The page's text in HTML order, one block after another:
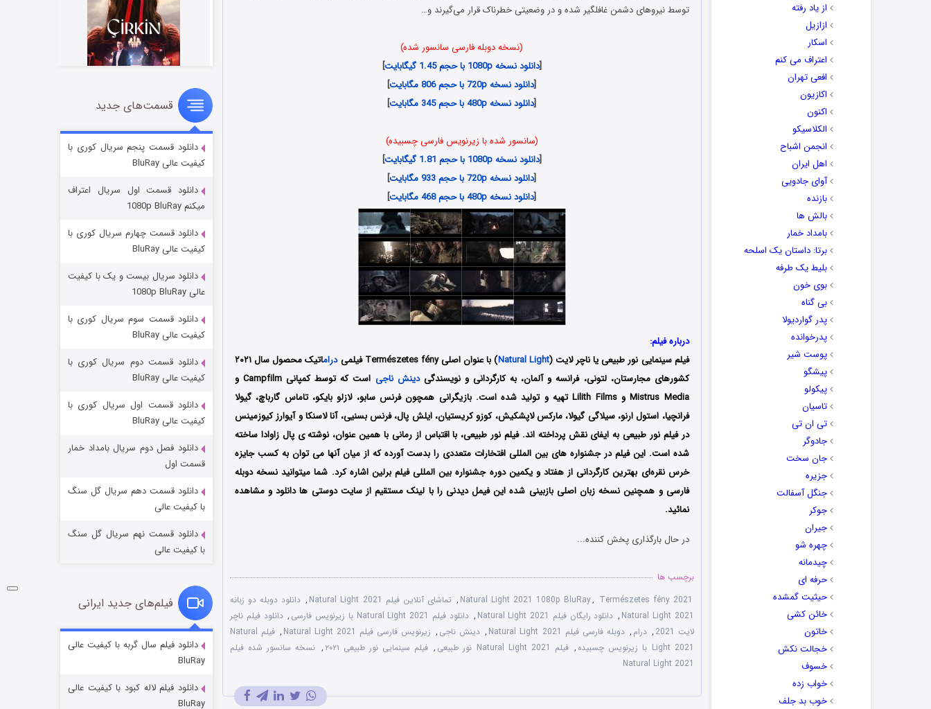
از یاد رفته
ازازیل
اسکار
اعتراف می کنم
افعی تهران
اکازیون
اکنون
الکلاسیکو
انجمن اشباح
اهل ایران
آوای جادویی
بازنده
بالش ها
بامداد خمار
برتا: داستان یک اسلحه
بلیط یک‌‌ طرفه
بوی خون
بی گناه
پدر گواردیولا
پدرخوانده
پوست شیر
پیشگو
پیکولو
تاسیان
تی ان تی
جادوگر
جان سخت
جزیره
جنگل آسفالت
جوکر
جیران
چهره شو
چیدمانه
حرفه ای
حیثیت گمشده
خائن کشی
خاتون
خجالت نکش
خسوف
خواب زده
خوب بد جلف
توسط نیروهای دشمن غافلگیر شده و در وضعیتی خطرناک قرار می‌گیرند و…
(نسخه دوبله فارسی سانسور شده)
[دانلود نسخه 1080p با حجم 1.45 گیگابایت
]
[دانلود نسخه 720p با حجم 806 مگابایت
]
[دانلود نسخه 480p با حجم 345 مگابایت ]
(سانسور شده با زیرنویس فارسی چسبیده)
[دانلود نسخه 1080p با حجم 1.81 گیگابایت
]
[دانلود نسخه 720p با حجم 933 مگابایت
]
[دانلود نسخه 480p با حجم 468 مگابایت ]
درباره فیلم:
فیلم سینمایی نور طبیعی یا ناچر لایت (Natural Light) با عنوان اصلی Természetes fény فیلمی درام
اتیک محصول سال ۲۰۲۱
کشورهای مجارستان، لتونی، فرانسه و آلمان، به کارگردانی و نویسندگیدینش ناجی
است که توسط کمپانی Campfilm و
Mistrus Media و Lilith Films تهیه و تولید شده است. بازیگرانی همچون فرنس سابو، لازلو بایکو، تاماس گارباچ، گیولا
فرانچیا، استول ارنو، سیلاگی گیولا، مارکس لاپشکیش، کوزو کریستیان، ایلش پال، فرنس بسنیی، آنا لاسنکا و آیوارز کیوزمینس
در فیلم نور طبیعی به ایفای نقش پرداخته ‌اند. فیلم نور طبیعی، با اقتباس از رمانی با همین عنوان، نوشته ی پال زاوادا ساخته
شده است. این فیلم در جشنواره های بین المللی افتخارات متعددی را بدست آورده که از میان آنها می توان به کسب جایزه
خرس نقره‌ای بهترین کارگردانی از هفتاد و یکمین دوره جشنواره بین المللی فیلم برلین اشاره کرد. شما میتوانید نسخه دوبله
فارسی و همچنین نسخه زبان اصلی بازبینی شده این فیمل دیدنی را با لینک مستقیم از سایت دوستی ها دانلود و مشاهده
نمائید.
در حال بارگذاری پخش کننده...
برچسب ها
Natural Light 2021 1080p BluRay, Természetes fény 2021
, تماشای آنلاین فیلم Natural Light 2021 , دانلود دوبله دو زبانه
Natural Light 2021
, دانلود رایگان فیلم Natural Light 2021 , دانلود فیلم Natural Light 2021 با زیرنویس فارسی , دانلود فیلم ناچر
لایت 2021
, درام , دوبله فارسی فیلم Natural Light 2021 , دینش ناجی , زیرنویس فارسی فیلم Natural Light 2021 ,
فیلم Natural
Light 2021 با زیرنویس چسبیده
, فیلم Natural Light 2021 نور طبیعی , فیلم سینمایی نور طبیعی ۲۰۲۱ , نسخه سانسور شده فیلم
Natural Light 2021
سریال زشت
قسمت۲ (زیرنویس) منتشر شد
مردگان متحرک: شهر مرده ۳
شکست استوارت در نجات جهان
قسمت ۷ (زیرنویس) منتشر شد
شوگر فصل ۲
قسمت
قسمت‌های جدید
دانلود قسمت پنجم سریال کوری با
کیفیت عالی BluRay
دانلود قسمت اول سریال اعتراف
میکنم 1080p BluRay
دانلود قسمت چهارم سریال کوری با
کیفیت عالی BluRay
دانلود سریال بیست و یک با کیفیت
عالی 1080p BluRay
دانلود قسمت سوم سریال کوری با
کیفیت عالی BluRay
دانلود قسمت دوم سریال کوری با
کیفیت عالی BluRay
دانلود قسمت اول سریال کوری با
کیفیت عالی BluRay
دانلود فصل دوم سریال بامداد خمار
قسمت اول
دانلود قسمت دهم سریال گل سنگ
با کیفیت عالی
دانلود قسمت نهم سریال گل سنگ
با کیفیت عالی
فیلم‌های جدید ایرانی
دانلود فیلم سال گربه با کیفیت عالی
BluRay
دانلود فیلم لاله کبود با کیفیت عالی
BluRay